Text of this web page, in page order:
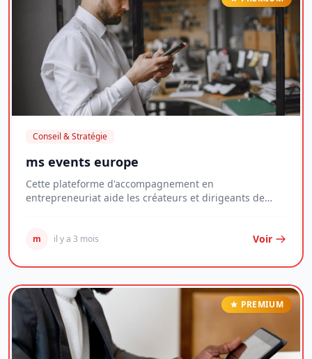
Conseil & Stratégie
ms events europe
Cette plateforme d'accompagnement en
entrepreneuriat aide les créateurs et dirigeants de
m il y a 3 mois Voir
PREMIUM